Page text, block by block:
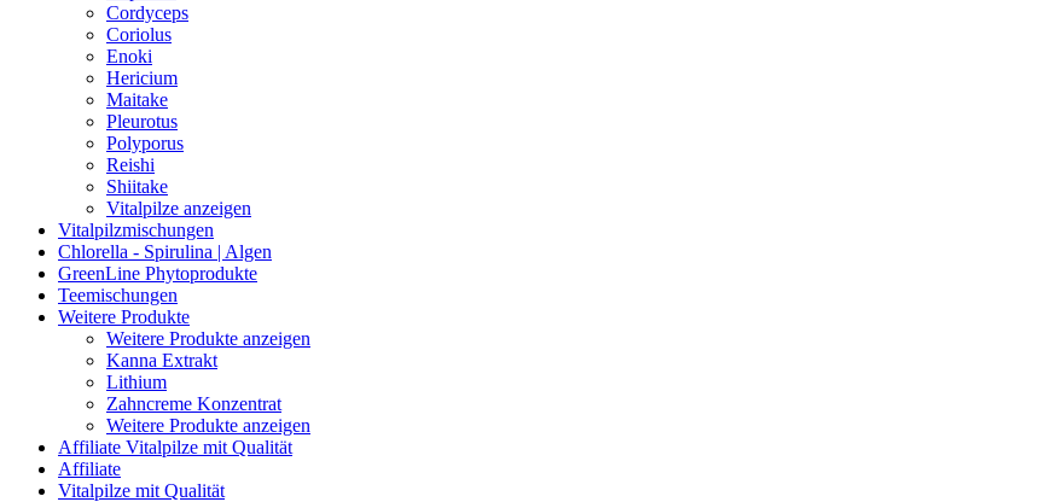
Cordyceps
Coriolus
Enoki
Hericium
Maitake
Pleurotus
Polyporus
Reishi
Shiitake
Vitalpilze anzeigen
Vitalpilzmischungen
Chlorella - Spirulina | Algen
GreenLine Phytoprodukte
Teemischungen
Weitere Produkte
Weitere Produkte anzeigen
Kanna Extrakt
Lithium
Zahncreme Konzentrat
Weitere Produkte anzeigen
Affiliate Vitalpilze mit Qualität
Affiliate
Vitalpilze mit Qualität